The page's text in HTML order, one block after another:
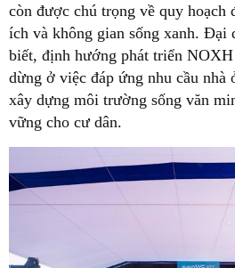
còn được chú trọng về quy hoạch
ích và không gian sống xanh. Đại
biết, định hướng phát triển
dừng ở việc đáp ứng nhu cầu nhà
xây dựng môi trường sống văn
vững cho cư dân.